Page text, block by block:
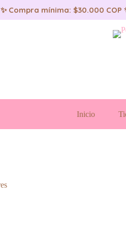
✨ Compra mínima: $30.000 COP
Inicio